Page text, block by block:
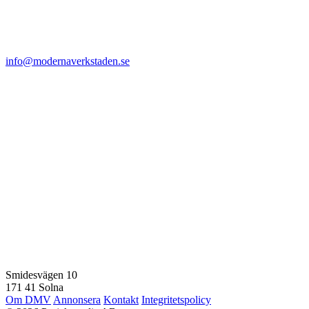
info@modernaverkstaden.se
Smidesvägen 10
171 41 Solna
Om DMV Annonsera Kontakt Integritetspolicy